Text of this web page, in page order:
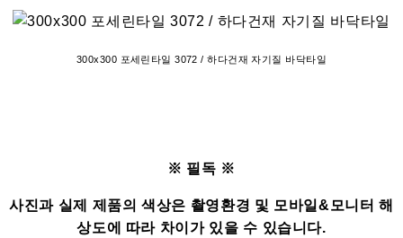
300x300 포세린타일 3072 / 하다건재 자기질 바닥타일
※ 필독 ※
사진과 실제 제품의 색상은 촬영환경 및 모바일&모니터 해
상도에 따라 차이가 있을 수 있습니다.